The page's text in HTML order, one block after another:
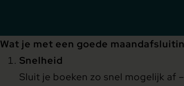
Wat je met een goede
Snelheid
Sluit je boeken zo snel mogelijk af